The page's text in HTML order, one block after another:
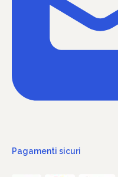
Pagamenti sicuri